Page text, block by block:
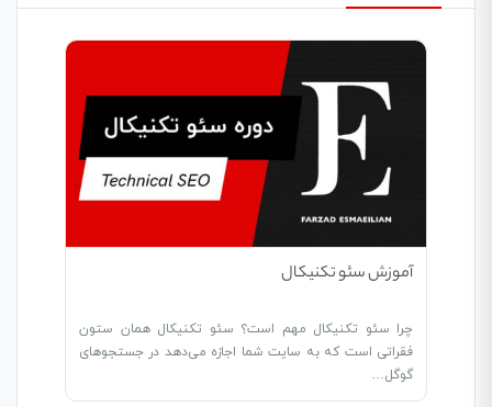
آموزش سئو تکنیکال
چرا سئو تکنیکال مهم است؟ سئو تکنیکال همان ستون
فقراتی است که به سایت شما اجازه می‌دهد در جستجوهای
گوگل…